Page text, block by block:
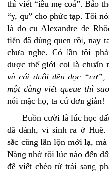
thì viết “iêu mẹ coá”. Bảo
“y, qu” cho phức tạp. Tôi
là do cụ Alexandre de
tiến đã dùng quen rồi, nay
chưa nghe. Có lần tôi
được thế giới coi là chuẩn
và cái đuôi đều đọc “cơ”,
một đàng viết queue thì
nói mặc họ, ta cứ đơn giản!
Buồn cười là lúc học
đã đành, vì sinh ra ở Huế.
sắc cũng lẫn lộn mới lạ,
Nàng nhờ tôi lúc nào đến
để viết chéo từ trái sang